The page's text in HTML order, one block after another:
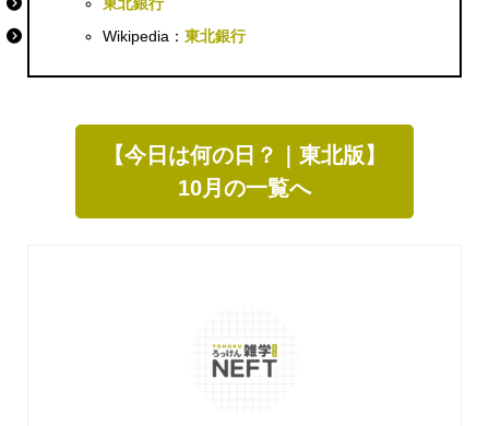
Wikipedia：東北銀行
【今日は何の日？｜東北版】
10月の一覧へ